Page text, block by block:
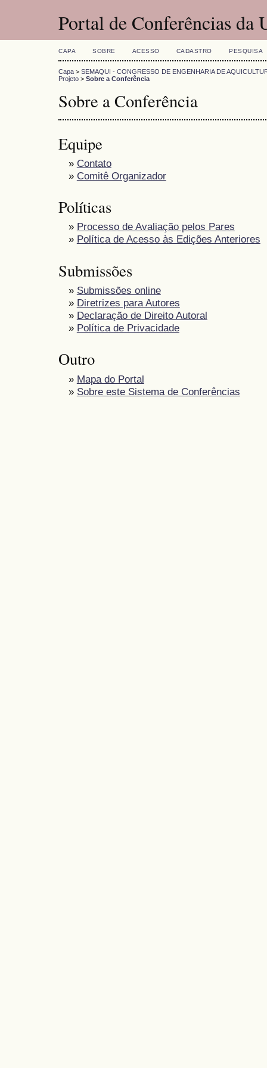
Portal de Conferências da
CAPA SOBRE ACESSO CADASTRO PESQUISA
Capa > SEMAQUI - CONGRESSO DE ENGENHARIA DE
Projeto > Sobre a Conferência
Sobre a Conferência
Equipe
» Contato
» Comitê Organizador
Políticas
» Processo de Avaliação pelos Pares
» Política de Acesso às Edições Anteriores
Submissões
» Submissões online
» Diretrizes para Autores
» Declaração de Direito Autoral
» Política de Privacidade
Outro
» Mapa do Portal
» Sobre este Sistema de Conferências